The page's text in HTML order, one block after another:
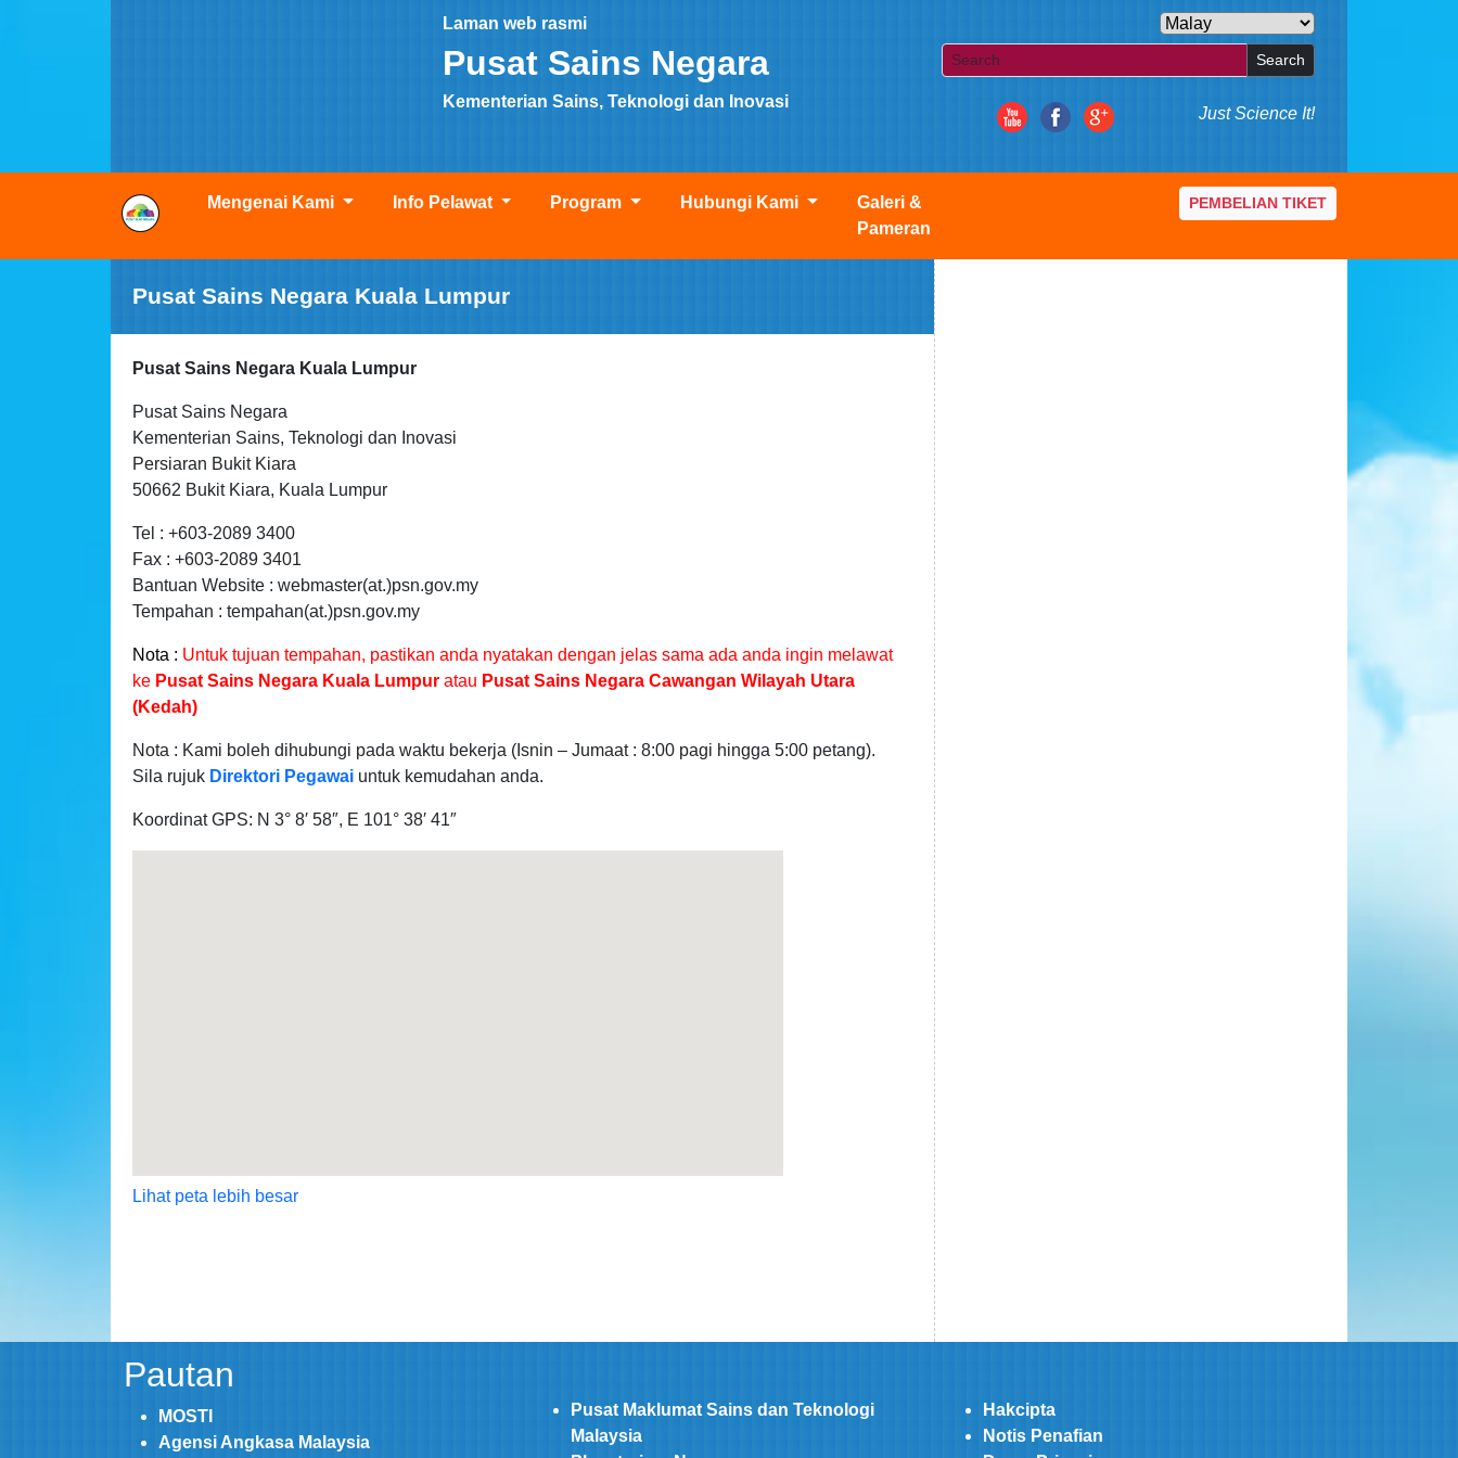
Laman web rasmi
Pusat Sains Negara
Kementerian Sains, Teknologi dan Inovasi
Search
Just Science It!
Mengenai Kami Info Pelawat Program Hubungi Kami
Galeri &
Pameran
PEMBELIAN TIKET
Pusat Sains Negara Kuala Lumpur
Pusat Sains Negara Kuala Lumpur
Pusat Sains Negara
Kementerian Sains, Teknologi dan Inovasi
Persiaran Bukit Kiara
50662 Bukit Kiara, Kuala Lumpur
Tel : +603-2089 3400
Fax : +603-2089 3401
Bantuan Website : webmaster(at.)psn.gov.my
Tempahan : tempahan(at.)psn.gov.my
Nota : Untuk tujuan tempahan, pastikan anda nyatakan dengan jelas sama ada anda ingin melawat
ke Pusat Sains Negara Kuala Lumpur atau Pusat Sains Negara Cawangan Wilayah Utara
(Kedah)
Nota : Kami boleh dihubungi pada waktu bekerja (Isnin – Jumaat : 8:00 pagi hingga 5:00 petang).
Sila rujuk Direktori Pegawai untuk kemudahan anda.
Koordinat GPS: N 3° 8′ 58″, E 101° 38′ 41″
Lihat peta lebih besar
Pautan
MOSTI
Agensi Angkasa Malaysia
Pusat Maklumat Sains dan Teknologi
Malaysia
Hakcipta
Notis Penafian